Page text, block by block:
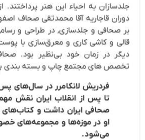
جلدسازان به احیاء این هنر پرداختند.
دوران قاجاریه آقا محمدتقی صحاف
بر صحافی و جلدسازی, در طراحی و
قالی و کاشی کاری و معرق‌سازی با
دیگر در زمان خود بی‌نظیر بود.
تخصص های مجتمع چاپ و بسته بندی
فردریش لانکامرر در سال‌های
تا پس از انقلاب ایران نقش
صحافی ایران داشت و
او در موزه‌ها و مجموعه‌های
می‌شود.